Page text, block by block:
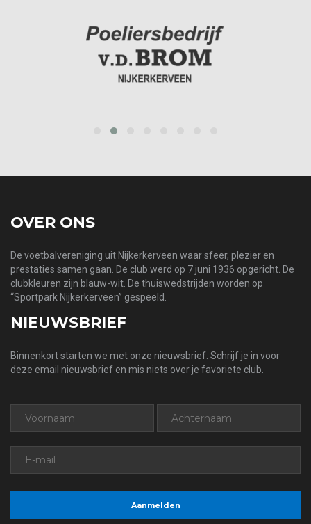
OVER ONS
De voetbalvereniging uit Nijkerkerveen waar sfeer, plezier en
prestaties samen gaan. De club werd op 7 juni 1936 opgericht. De
clubkleuren zijn blauw-wit. De thuiswedstrijden worden op
“Sportpark Nijkerkerveen” gespeeld.
NIEUWSBRIEF
Binnenkort starten we met onze nieuwsbrief. Schrijf je in voor
deze email nieuwsbrief en mis niets over je favoriete club.